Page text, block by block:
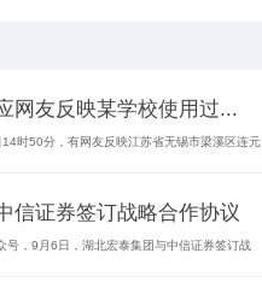
网友反映某学校使用过...
时50分，有网友反映江苏省无锡市梁溪区连元
信证券签订战略合作协议
号，9月6日，湖北宏泰集团与中信证券签订战